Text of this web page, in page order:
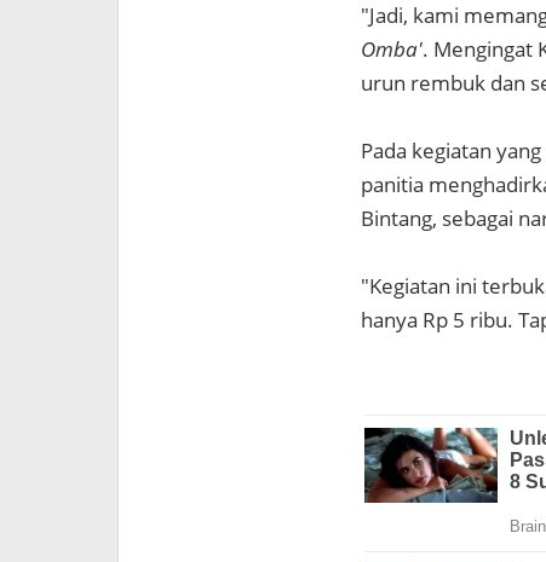
"Jadi, kami
Omba'. Mengingat
urun rembuk dan
Pada kegiatan
panitia
Bintang, sebagai
"Kegiatan ini
hanya Rp 5 ribu.